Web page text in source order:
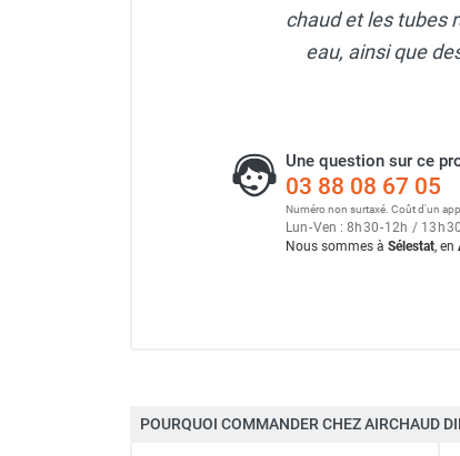
Chauffage d'atelier fixe au fioul et
Chauffage au fioul avec réservoir
Chauffage d'atelier suspendu
chaud et les tubes
eau, ainsi que
Une question sur ce
03 88 08 67 05
Numéro non surtaxé. Coût d'un
Lun-Ven : 8h30-12h / 13h30
Nous sommes à Sélestat, en
POURQUOI COMMANDER CHEZ AIRCHAUD